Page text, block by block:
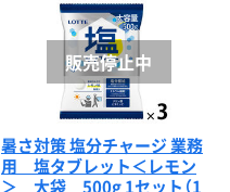
暑さ対策 塩分チャージ 業務
用 塩タブレット＜レモン
＞ 大袋 500g 1セット（1